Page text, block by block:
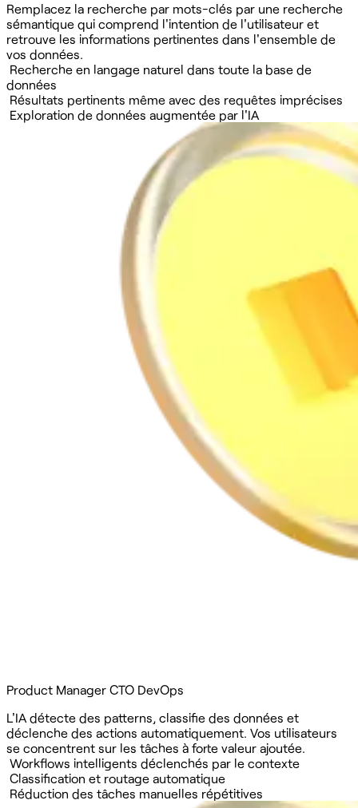
Remplacez la recherche par mots-clés par une recherche
sémantique qui comprend l'intention de l'utilisateur et
retrouve les informations pertinentes dans l'ensemble de
vos données.
Recherche en langage naturel dans toute la base de
données
Résultats pertinents même avec des requêtes imprécises
Exploration de données augmentée par l'IA
Product Manager CTO DevOps
L'IA détecte des patterns, classifie des données et
déclenche des actions automatiquement. Vos utilisateurs
se concentrent sur les tâches à forte valeur ajoutée.
Workflows intelligents déclenchés par le contexte
Classification et routage automatique
Réduction des tâches manuelles répétitives